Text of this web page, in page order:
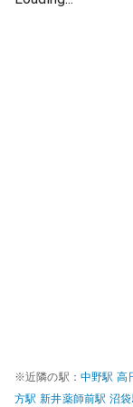
※近隣の駅： 中野駅 高
方駅 新井薬師前駅 沼袋